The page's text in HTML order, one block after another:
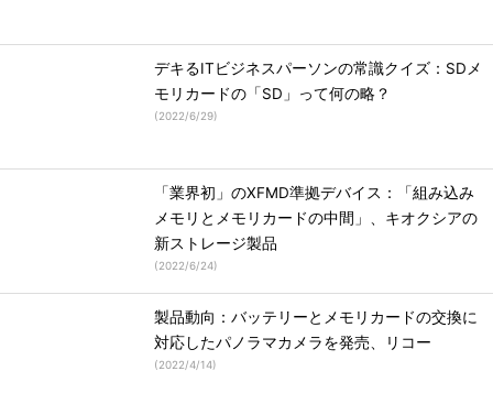
デキるITビジネスパーソンの常識クイズ：SDメ
モリカードの「SD」って何の略？
(2022/6/29)
「業界初」のXFMD準拠デバイス：「組み込み
メモリとメモリカードの中間」、キオクシアの
新ストレージ製品
(2022/6/24)
製品動向：バッテリーとメモリカードの交換に
対応したパノラマカメラを発売、リコー
(2022/4/14)